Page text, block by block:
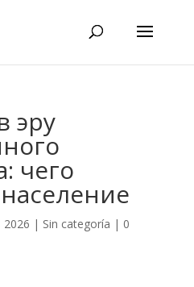
эру
чего
2026 | Sin categoría | 0